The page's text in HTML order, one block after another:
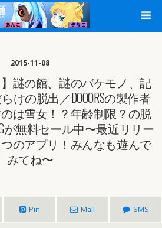
2015-11-08
】謎の館、謎のバケモノ、記
けの脱出／DOOORSの製作者
は雪女！？年齢制限？の脱
が無料セール中〜最近リリー
のアプリ！みんなも遊んで
みてね〜
Pin Mail SMS